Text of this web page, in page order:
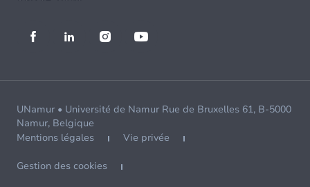
UNamur • Université de Namur Rue de Bruxelles 61, B-5000
Namur, Belgique
Mentions légales
Vie privée
Gestion des cookies